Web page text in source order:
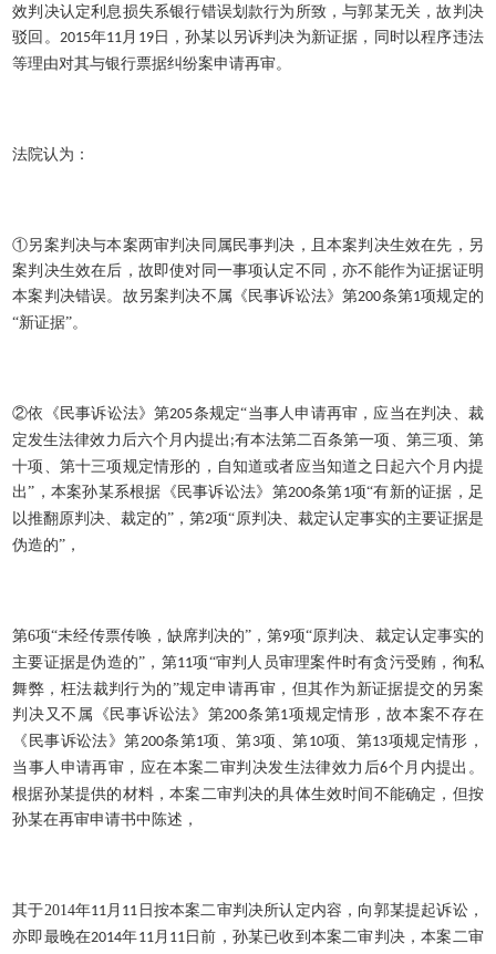
效判决认定利息损失系银行错误划款行为所致，与郭某无关，故判决
驳回。 2015年11月 19日，孙某以另诉判决为新证据，同时以程序违法
等理由对其与银行票据纠纷案申请再审。
法院认为：
①另案判决与本案两审判决同属民事判决，且本案判决生效在先，另
案判决生效在后，故即使对同一事项认定不同，亦不能作为证据证明
本案判决错误。故另案判决不属《民事诉讼法》第200条第1项规定的
“新证据”。
②依《民事诉讼法》第205条规定“当事人申请再审，应当在判决、裁
定发生法律效力后六个月内提出 ;有本法第二百条第一项、第三项、第
十项、第十三项规定情形的，自知道或者应当知道之日起六个月内提
出”，本案孙某系根据《民事诉讼法》第200条第1项“有新的证据，足
以推翻原判决、裁定的”，第2项“原判决、裁定认定事实的主要证据是
伪造的”，
第6项“未经传票传唤，缺席判决的”，第9项“原判决、裁定认定事实的
主要证据是伪造的”，第11项“审判人员审理案件时有贪污受贿，徇私
舞弊，枉法裁判行为的”规定申请再审，但其作为新证据提交的另案
判决又不属《民事诉讼法》第200条第1项规定情形，故本案不存在
《民事诉讼法》第200条第1项、第3项、第10项、第13项规定情形，
当事人申请再审，应在本案二审判决发生法律效力后6个月内提出。
根据孙某提供的材料，本案二审判决的具体生效时间不能确定，但按
孙某在再审申请书中陈述，
其于2014年11月 11 日按本案二审判决所认定内容，向郭某提起诉讼，
亦即最晚在2014年11月 11 日前，孙某已收到本案二审判决，本案二审